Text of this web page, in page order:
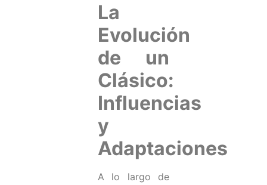
La
Evolución
de un
Clásico:
Influencias
y
Adaptaciones
A lo largo de